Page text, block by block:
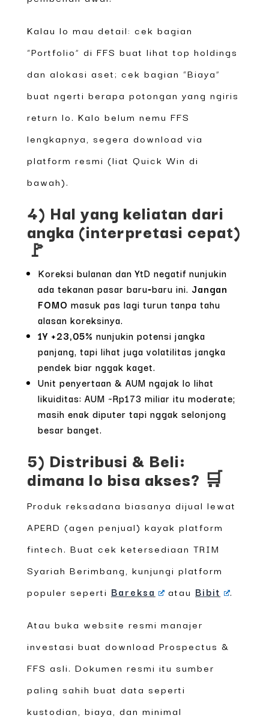
Kalau lo mau detail: cek bagian
“Portfolio” di FFS buat lihat top holdings
dan alokasi aset; cek bagian “Biaya”
buat ngerti berapa potongan yang ngiris
return lo. Kalo belum nemu FFS
lengkapnya, segera download via
platform resmi (liat Quick Win di
bawah).
4) Hal yang keliatan dari
angka (interpretasi cepat)
🚩
Koreksi bulanan dan YtD negatif nunjukin
ada tekanan pasar baru‑baru ini. Jangan
FOMO masuk pas lagi turun tanpa tahu
alasan koreksinya.
1Y +23,05% nunjukin potensi jangka
panjang, tapi lihat juga volatilitas jangka
pendek biar nggak kaget.
Unit penyertaan & AUM ngajak lo lihat
likuiditas: AUM ~Rp173 miliar itu moderate;
masih enak diputer tapi nggak selonjong
besar banget.
5) Distribusi & Beli:
dimana lo bisa akses? 🛒
Produk reksadana biasanya dijual lewat
APERD (agen penjual) kayak platform
fintech. Buat cek ketersediaan TRIM
Syariah Berimbang, kunjungi platform
populer seperti Bareksa atau Bibit .
Atau buka website resmi manajer
investasi buat download Prospectus &
FFS asli. Dokumen resmi itu sumber
paling sahih buat data seperti
kustodian, biaya, dan minimal